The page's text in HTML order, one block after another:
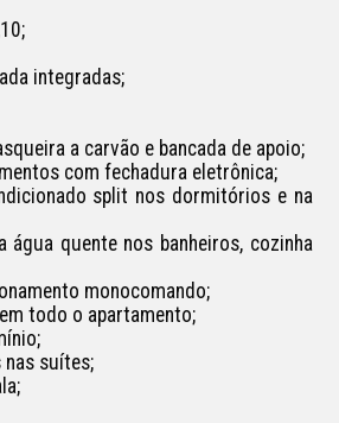
integradas;
a carvão e bancada de apoio;
com fechadura eletrônica;
split nos dormitórios e na
quente nos banheiros, cozinha
monocomando;
todo o apartamento;
nas suítes;